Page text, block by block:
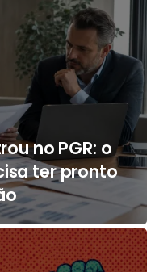
no PGR: o
ter pronto